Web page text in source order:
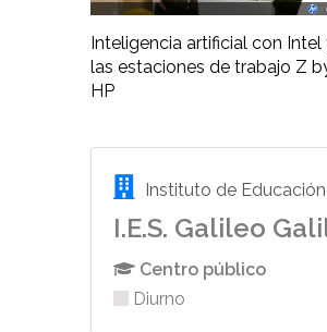
Inteligencia artificial con Intel
las estaciones de trabajo Z
HP
Instituto de
I.E.S. Galileo
Centro público
Diurno